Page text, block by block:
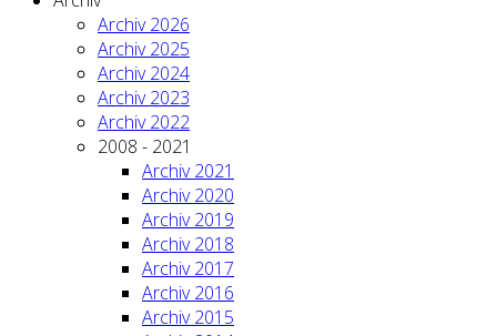
Archiv 2026
Archiv 2025
Archiv 2024
Archiv 2023
Archiv 2022
2008 - 2021
Archiv 2021
Archiv 2020
Archiv 2019
Archiv 2018
Archiv 2017
Archiv 2016
Archiv 2015